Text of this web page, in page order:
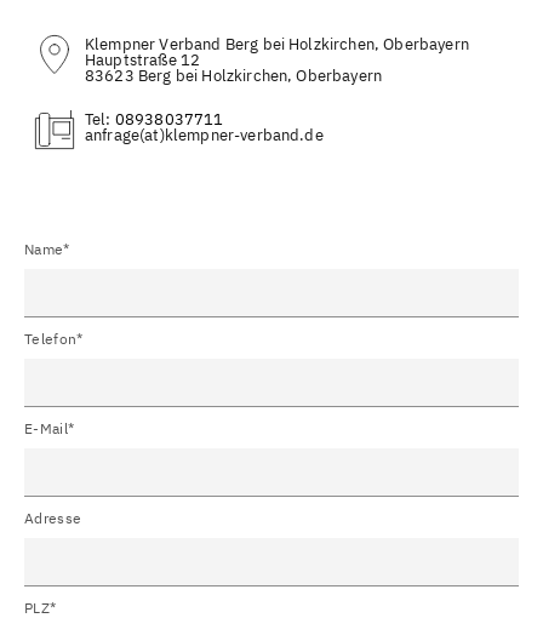
Klempner Verband Berg bei Holzkirchen, Oberbayern
Hauptstraße 12
83623 Berg bei Holzkirchen, Oberbayern
Tel: 08938037711
(at)
Name*
Telefon*
E-Mail*
Adresse
PLZ*